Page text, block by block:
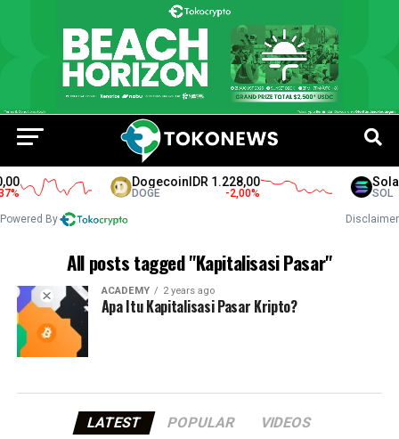
%
DogecoinIDR 1.228,00
DOGE -2,00% SOL
Powered By Disclaimer
All posts tagged "Kapitalisasi Pasar"
ACADEMY 2 years ago
Apa Itu Kapitalisasi Pasar Kripto?
LATEST POPULAR VIDEOS